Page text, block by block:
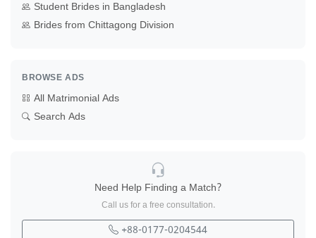
Student Brides in Bangladesh
Brides from Chittagong Division
BROWSE ADS
All Matrimonial Ads
Search Ads
Need Help Finding a Match?
Call us for a free consultation.
+88-0177-0204544